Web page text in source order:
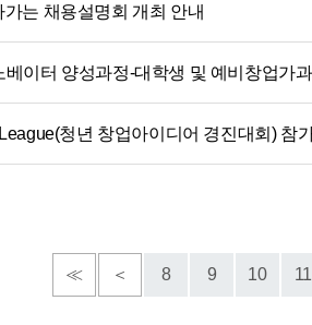
는 채용설명회 개최 안내
베이터 양성과정-대학생 및 예비창업가
청년 창업아이디어 경진대회) 참
≪ ＜ 8 9 10 11